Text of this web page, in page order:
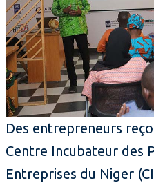
Des entrepreneurs
Centre Incubateur des
Entreprises du Niger